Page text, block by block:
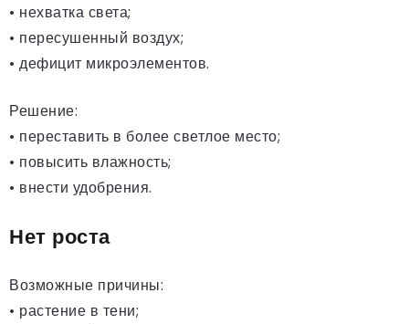
• нехватка света;
• пересушенный воздух;
• дефицит микроэлементов.
Решение:
• переставить в более светлое место;
• повысить влажность;
• внести удобрения.
Нет роста
Возможные причины:
• растение в тени;